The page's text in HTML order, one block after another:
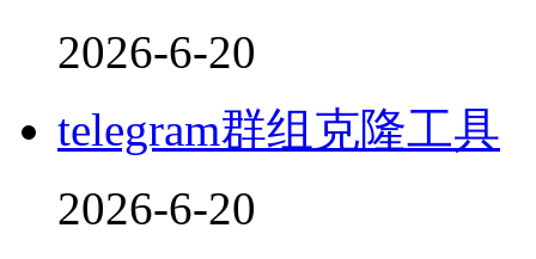
2026-6-20
telegram群组克隆工具
2026-6-20